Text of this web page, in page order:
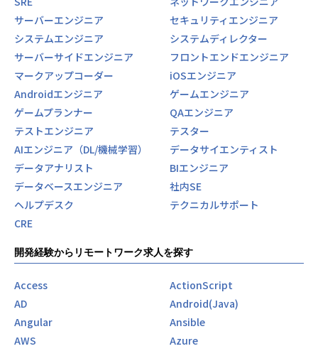
サーバーエンジニア
セキュリティエンジニア
システムエンジニア
システムディレクター
サーバーサイドエンジニア
フロントエンドエンジニア
マークアップコーダー
iOSエンジニア
Androidエンジニア
ゲームエンジニア
ゲームプランナー
QAエンジニア
テストエンジニア
テスター
AIエンジニア（DL/機械学習）
データサイエンティスト
データアナリスト
BIエンジニア
データベースエンジニア
社内SE
ヘルプデスク
テクニカルサポート
CRE
開発経験からリモートワーク求人を探す
Access
ActionScript
AD
Android(Java)
Angular
Ansible
AWS
Azure